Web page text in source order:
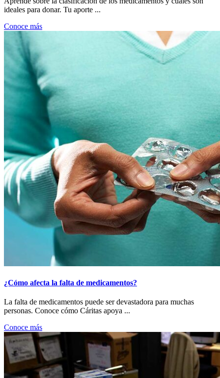
ideales para donar. Tu aporte ...
Conoce más
¿Cómo afecta la falta de medicamentos?
La falta de medicamentos puede ser devastadora para muchas
personas. Conoce cómo Cáritas apoya ...
Conoce más